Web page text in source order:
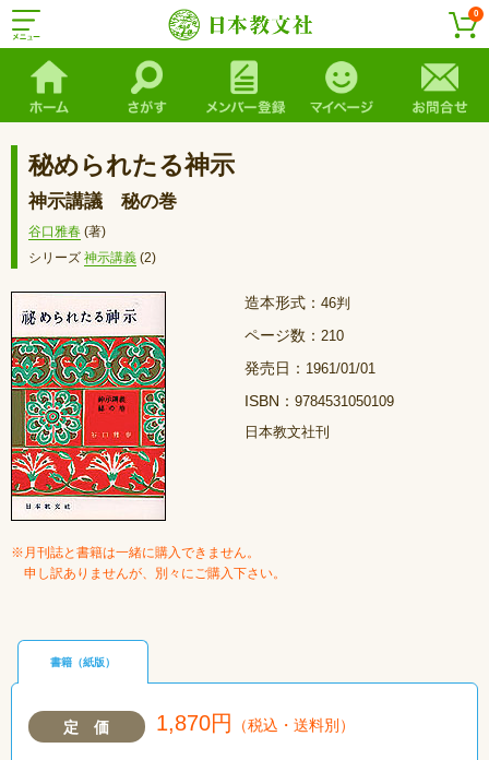
0
秘められたる神示
神示講議 秘の巻
谷口雅春 (著)
シリーズ 神示講義 (2)
造本形式： 46判
ページ数： 210
発売日： 1961/01/01
ISBN： 9784531050109
日本教文社刊
※月刊誌と書籍は一緒に購入できません。
申し訳ありませんが、別々にご購入下さい。
書籍（紙版）
定 価 1,870円 （税込・送料別）